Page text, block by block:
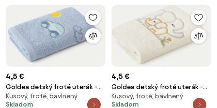
4,5 €
Goldea detský froté uterák -
autíčko na modrej 30 x 50 cm
Kusový, froté, bavlnený
Skladom
4,5 €
Goldea detský froté uterák -
sloníky na smotanovej 30 x 50
cm
Kusový, froté, bavlnený
Skladom